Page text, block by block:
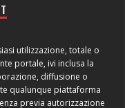
utilizzazione, totale o
portale, ivi inclusa la
diffusione o
qualunque piattaforma
previa autorizzazione